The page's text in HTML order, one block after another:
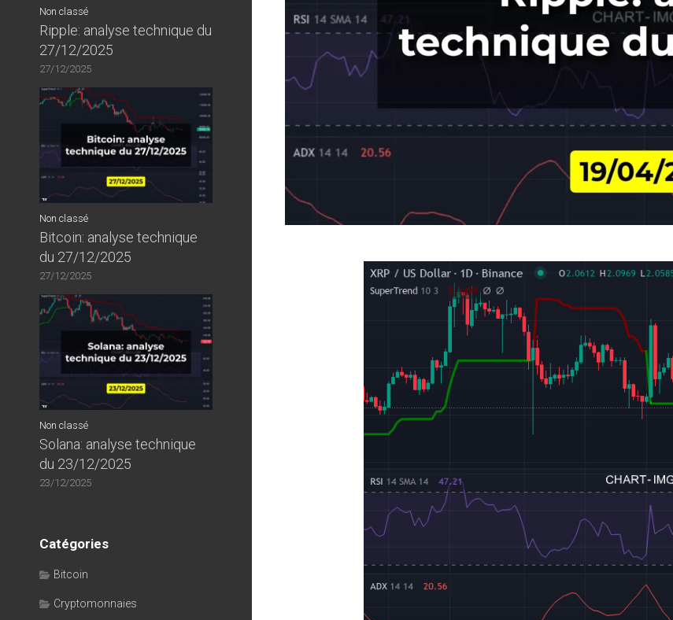
Non classé
Ripple: analyse technique du
27/12/2025
27/12/2025
Non classé
Bitcoin: analyse technique
du 27/12/2025
27/12/2025
Non classé
Solana: analyse technique
du 23/12/2025
23/12/2025
Catégories
Bitcoin
Cryptomonnaies